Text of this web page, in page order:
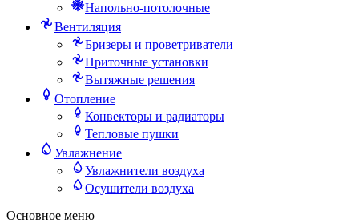
Напольно-потолочные
Вентиляция
Бризеры и проветриватели
Приточные установки
Вытяжные решения
Отопление
Конвекторы и радиаторы
Тепловые пушки
Увлажнение
Увлажнители воздуха
Осушители воздуха
Основное меню